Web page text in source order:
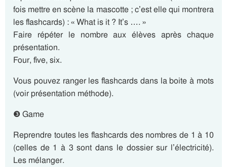
fois mettre en scène la mascotte ; c’est elle qui montrera
les flashcards) : « What is it ? It’s …. »
Faire répéter le nombre aux élèves après chaque
présentation.
Four, five, six.
Vous pouvez ranger les flashcards dans la boite à mots
(voir présentation méthode).
❸ Game
Reprendre toutes les flashcards des nombres de 1 à 10
(celles de 1 à 3 sont dans le dossier sur l’électricité).
Les mélanger.